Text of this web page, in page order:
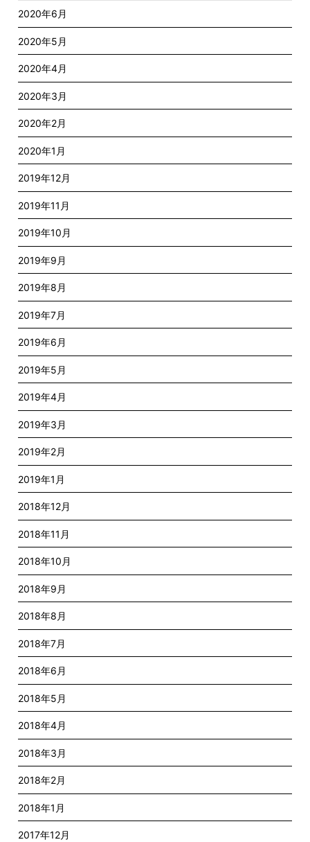
2020年6月
2020年5月
2020年4月
2020年3月
2020年2月
2020年1月
2019年12月
2019年11月
2019年10月
2019年9月
2019年8月
2019年7月
2019年6月
2019年5月
2019年4月
2019年3月
2019年2月
2019年1月
2018年12月
2018年11月
2018年10月
2018年9月
2018年8月
2018年7月
2018年6月
2018年5月
2018年4月
2018年3月
2018年2月
2018年1月
2017年12月